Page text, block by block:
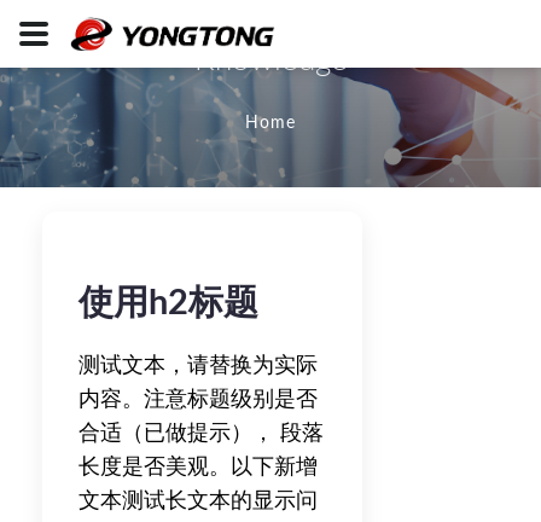
Knowledge
Home
使用h2标题
测试文本，请替换为实际
内容。注意标题级别是否
合适（已做提示）， 段落
长度是否美观。以下新增
文本测试长文本的显示问